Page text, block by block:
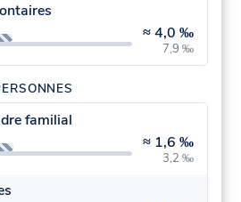
≈4,0 ‰
7,9 ‰
familial
≈ 1,6 ‰
3,2 ‰